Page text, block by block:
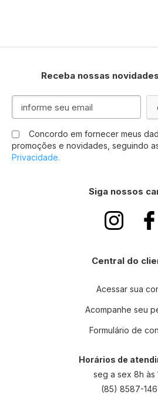
Receba nossas
Inscreva-
nossa
Newsletter:
Concordo em fornecer meus
promoções e novidades, seguindo
Privacidade.
Siga nossos
Central do
Acessar sua
Acompanhe seu
Formulário de
Horários de
seg a sex 8h às
(85) 8587-